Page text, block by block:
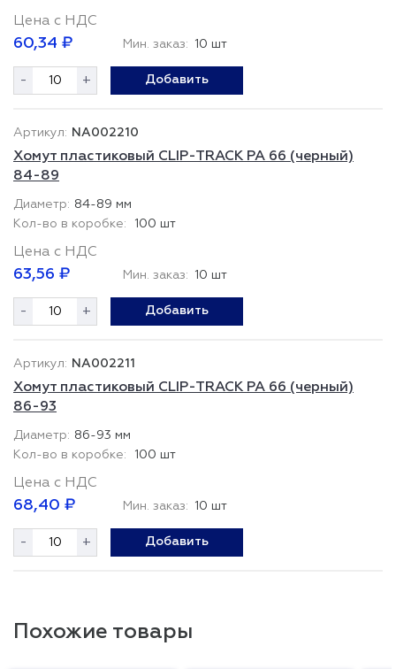
Цена с НДС
60,34 ₽ Мин. заказ: 10 шт
- + Добавить
NA002210
Хомут пластиковый CLIP-TRACK PA 66 (черный)
84-89
84-89 мм
100 шт
Цена с НДС
63,56 ₽ Мин. заказ: 10 шт
- + Добавить
NA002211
Хомут пластиковый CLIP-TRACK PA 66 (черный)
86-93
86-93 мм
100 шт
Цена с НДС
68,40 ₽ Мин. заказ: 10 шт
- + Добавить
Похожие товары